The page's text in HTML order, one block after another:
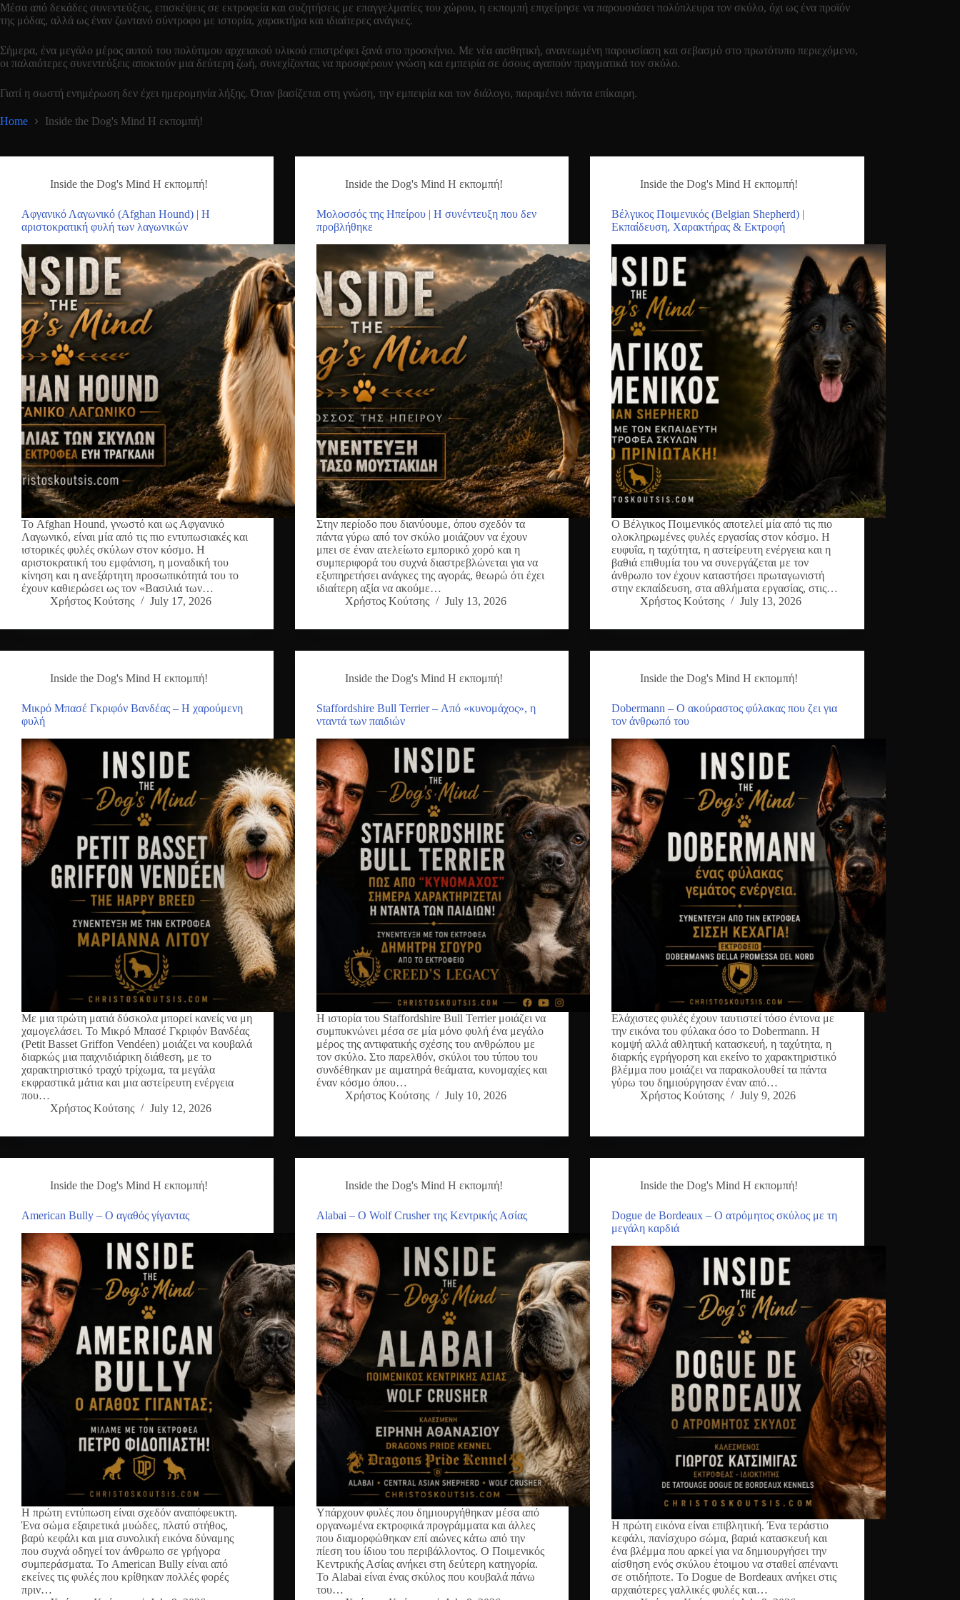
Μέσα από δεκάδες συνεντεύξεις, επισκέψεις σε εκτροφεία και συζητήσεις με επαγγελματίες του χώρου, η εκπομπή επιχείρησε να παρουσιάσει πολύπλευρα τον σκύλο, όχι ως ένα προϊόν
της μόδας, αλλά ως έναν ζωντανό σύντροφο με ιστορία, χαρακτήρα και ιδιαίτερες ανάγκες.
Σήμερα, ένα μεγάλο μέρος αυτού του πολύτιμου αρχειακού υλικού επιστρέφει ξανά στο προσκήνιο. Με νέα αισθητική, ανανεωμένη παρουσίαση και σεβασμό στο πρωτότυπο περιεχόμενο,
οι παλαιότερες συνεντεύξεις αποκτούν μια δεύτερη ζωή, συνεχίζοντας να προσφέρουν γνώση και εμπειρία σε όσους αγαπούν πραγματικά τον σκύλο.
Γιατί η σωστή ενημέρωση δεν έχει ημερομηνία λήξης. Όταν βασίζεται στη γνώση, την εμπειρία και τον διάλογο, παραμένει πάντα επίκαιρη.
Home Inside the Dog's Mind Η εκπομπή!
Inside the Dog's Mind Η εκπομπή!
Αφγανικό Λαγωνικό (Afghan Hound) | Η
αριστοκρατική φυλή των λαγωνικών
Το Afghan Hound, γνωστό και ως Αφγανικό
Λαγωνικό, είναι μία από τις πιο εντυπωσιακές και
ιστορικές φυλές σκύλων στον κόσμο. Η
αριστοκρατική του εμφάνιση, η μοναδική του
κίνηση και η ανεξάρτητη προσωπικότητά του το
έχουν καθιερώσει ως τον «Βασιλιά των…
Χρήστος Κούτσης
July 17, 2026
Inside the Dog's Mind Η εκπομπή!
Μολοσσός της Ηπείρου | Η συνέντευξη που δεν
προβλήθηκε
Στην περίοδο που διανύουμε, όπου σχεδόν τα
πάντα γύρω από τον σκύλο μοιάζουν να έχουν
μπει σε έναν ατελείωτο εμπορικό χορό και η
συμπεριφορά του συχνά διαστρεβλώνεται για να
εξυπηρετήσει ανάγκες της αγοράς, θεωρώ ότι έχει
ιδιαίτερη αξία να ακούμε…
Χρήστος Κούτσης
July 13, 2026
Inside the Dog's Mind Η εκπομπή!
Βέλγικος Ποιμενικός (Belgian Shepherd) |
Εκπαίδευση, Χαρακτήρας & Εκτροφή
Ο Βέλγικος Ποιμενικός αποτελεί μία από τις πιο
ολοκληρωμένες φυλές εργασίας στον κόσμο. Η
ευφυΐα, η ταχύτητα, η αστείρευτη ενέργεια και η
βαθιά επιθυμία του να συνεργάζεται με τον
άνθρωπο τον έχουν καταστήσει πρωταγωνιστή
στην εκπαίδευση, στα αθλήματα εργασίας, στις…
Χρήστος Κούτσης
July 13, 2026
Inside the Dog's Mind Η εκπομπή!
Μικρό Μπασέ Γκριφόν Βανδέας – Η χαρούμενη
φυλή
Με μια πρώτη ματιά δύσκολα μπορεί κανείς να μη
χαμογελάσει. Το Μικρό Μπασέ Γκριφόν Βανδέας
(Petit Basset Griffon Vendéen) μοιάζει να κουβαλά
διαρκώς μια παιχνιδιάρικη διάθεση, με το
χαρακτηριστικό τραχύ τρίχωμα, τα μεγάλα
εκφραστικά μάτια και μια αστείρευτη ενέργεια
που…
Χρήστος Κούτσης
July 12, 2026
Inside the Dog's Mind Η εκπομπή!
Staffordshire Bull Terrier – Από «κυνομάχος», η
νταντά των παιδιών
Η ιστορία του Staffordshire Bull Terrier μοιάζει να
συμπυκνώνει μέσα σε μία μόνο φυλή ένα μεγάλο
μέρος της αντιφατικής σχέσης του ανθρώπου με
τον σκύλο. Στο παρελθόν, σκύλοι του τύπου του
συνδέθηκαν με αιματηρά θεάματα, κυνομαχίες και
έναν κόσμο όπου…
Χρήστος Κούτσης
July 10, 2026
Inside the Dog's Mind Η εκπομπή!
Dobermann – Ο ακούραστος φύλακας που ζει για
τον άνθρωπό του
Ελάχιστες φυλές έχουν ταυτιστεί τόσο έντονα με
την εικόνα του φύλακα όσο το Dobermann. Η
κομψή αλλά αθλητική κατασκευή, η ταχύτητα, η
διαρκής εγρήγορση και εκείνο το χαρακτηριστικό
βλέμμα που μοιάζει να παρακολουθεί τα πάντα
γύρω του δημιούργησαν έναν από…
Χρήστος Κούτσης
July 9, 2026
Inside the Dog's Mind Η εκπομπή!
American Bully – Ο αγαθός γίγαντας
Η πρώτη εντύπωση είναι σχεδόν αναπόφευκτη.
Ένα σώμα εξαιρετικά μυώδες, πλατύ στήθος,
βαρύ κεφάλι και μια συνολική εικόνα δύναμης
που συχνά οδηγεί τον άνθρωπο σε γρήγορα
συμπεράσματα. Το American Bully είναι από
εκείνες τις φυλές που κρίθηκαν πολλές φορές
πριν…
Inside the Dog's Mind Η εκπομπή!
Alabai – Ο Wolf Crusher της Κεντρικής Ασίας
Υπάρχουν φυλές που δημιουργήθηκαν μέσα από
οργανωμένα εκτροφικά προγράμματα και άλλες
που διαμορφώθηκαν επί αιώνες κάτω από την
πίεση του ίδιου του περιβάλλοντος. Ο Ποιμενικός
Κεντρικής Ασίας ανήκει στη δεύτερη κατηγορία.
Το Alabai είναι ένας σκύλος που κουβαλά πάνω
του…
Inside the Dog's Mind Η εκπομπή!
Dogue de Bordeaux – Ο ατρόμητος σκύλος με τη
μεγάλη καρδιά
Η πρώτη εικόνα είναι επιβλητική. Ένα τεράστιο
κεφάλι, πανίσχυρο σώμα, βαριά κατασκευή και
ένα βλέμμα που αρκεί για να δημιουργήσει την
αίσθηση ενός σκύλου έτοιμου να σταθεί απέναντι
σε οτιδήποτε. Το Dogue de Bordeaux ανήκει στις
αρχαιότερες γαλλικές φυλές και…